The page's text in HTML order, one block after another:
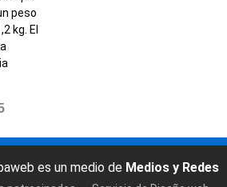
peso
kg. El
es un medio de Medios y Redes